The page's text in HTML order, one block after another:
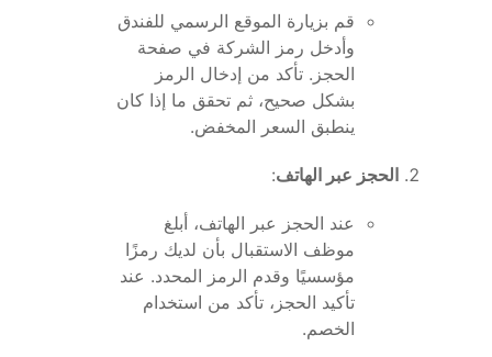
قم بزيارة الموقع الرسمي للفندق
وأدخل رمز الشركة في صفحة
الحجز. تأكد من إدخال الرمز
بشكل صحيح، ثم تحقق ما إذا كان
ينطبق السعر المخفض.
الحجز عبر الهاتف:
عند الحجز عبر الهاتف، أبلغ
موظف الاستقبال بأن لديك رمزًا
مؤسسيًا وقدم الرمز المحدد. عند
تأكيد الحجز، تأكد من استخدام
الخصم.